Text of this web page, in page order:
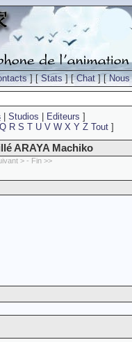
] [Stats] [Chat] [Nous
| Studios Editeurs ]
Q R S T U V W X Y Z Tout ]
ARAYA Machiko
> - Fin >>